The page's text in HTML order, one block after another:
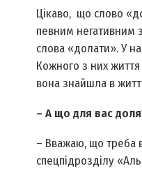
Цікаво, що слово
певним негативним
слова «долати». У
Кожного з них
вона знайшла в
– А що для вас
– Вважаю, що треба
спецпідрозділу